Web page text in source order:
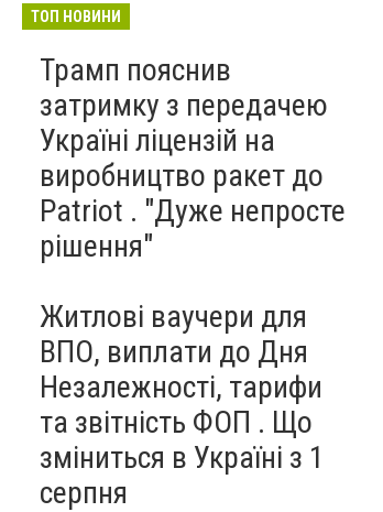
ТОП НОВИНИ
Трамп пояснив
затримку з передачею
Україні ліцензій на
виробництво ракет до
Patriot . "Дуже непросте
рішення"
Житлові ваучери для
ВПО, виплати до Дня
Незалежності, тарифи
та звітність ФОП . Що
зміниться в Україні з 1
серпня